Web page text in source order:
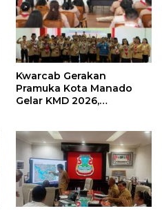
Kwarcab Gerakan
Pramuka Kota Manado
Gelar KMD 2026,
Pramuka